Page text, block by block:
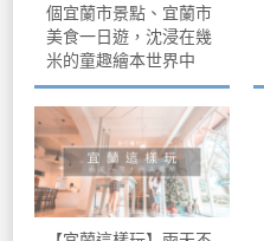
個宜蘭市景點、宜蘭市
美食一日遊，沈浸在幾
米的童趣繪本世界中